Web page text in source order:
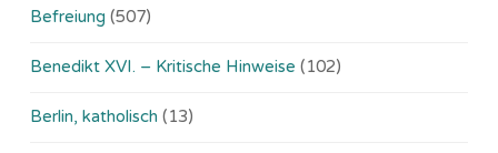
Befreiung (507)
Benedikt XVI. – Kritische Hinweise (102)
Berlin, katholisch (13)